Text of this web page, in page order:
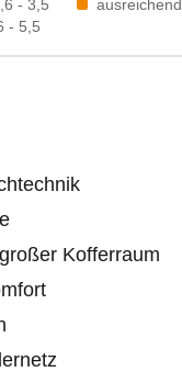
- 3,5 ausreichend
- 5,5
Kofferraum